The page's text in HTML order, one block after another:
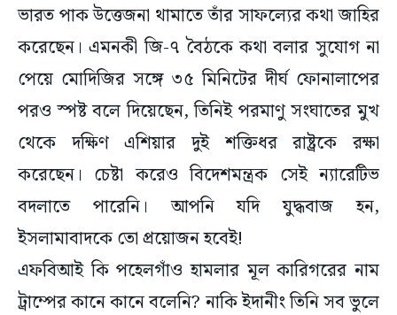
করেছেন। এমনকী জি-৭ বৈঠকে কথা বলার সুযোগ না
পেয়ে মোদিজির সঙ্গে ৩৫ মিনিটের দীর্ঘ ফোনালাপের
পরও স্পষ্ট বলে দিয়েছেন, তিনিই পরমাণু সংঘাতের মুখ
থেকে দক্ষিণ এশিয়ার দুই শক্তিধর রাষ্ট্রকে রক্ষা
করেছেন। চেষ্টা করেও বিদেশমন্ত্রক সেই ন্যারেটিভ
বদলাতে পারেনি। আপনি যদি যুদ্ধবাজ হন,
ইসলামাবাদকে তো প্রয়োজন হবেই!
এফবিআই কি পহেলগাঁও হামলার মূল কারিগরের নাম
ট্রাম্পের কানে কানে বলেনি? নাকি ইদানীং তিনি সব ভুলে
যাচ্ছেন? পাকিস্তানি সেনাপ্রধান আসিম মুনিরকে